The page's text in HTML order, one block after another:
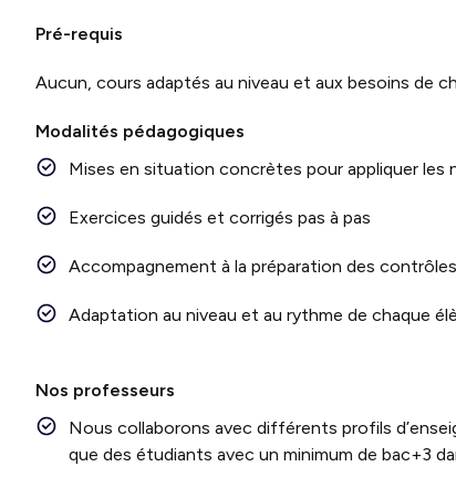
Pré-requis
Aucun, cours adaptés au niveau et aux besoins de
Modalités pédagogiques
Mises en situation concrètes pour appliquer les
Exercices guidés et corrigés pas à pas
Accompagnement à la préparation des
Adaptation au niveau et au rythme de chaque
Nos professeurs
Nous collaborons avec différents profils
que des étudiants avec un minimum de bac+3